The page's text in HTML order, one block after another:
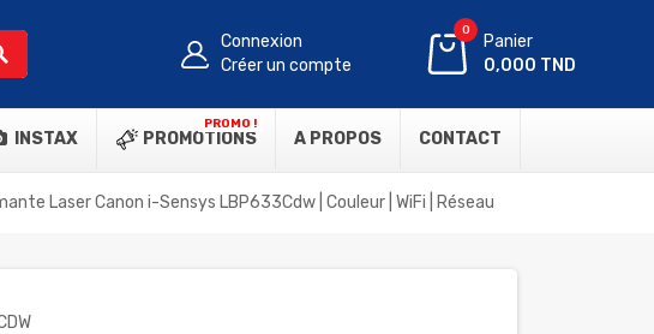
Connexion
Créer un compte
0
Panier
0,000 TND
INSTAX PROMOTIONS
PROMO !
A PROPOS CONTACT
Laser Canon i-Sensys LBP633Cdw | Couleur | WiFi | Réseau